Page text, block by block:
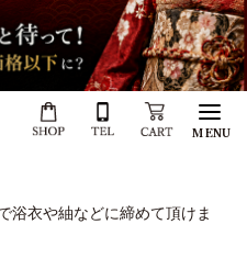
MENU
浴衣や紬などに締めて頂けま